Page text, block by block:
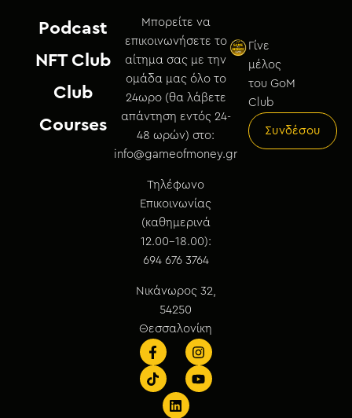
Podcast
NFT Club
Club
Courses
Μπορείτε να
επικοινωνήσετε το
αίτημα σας με την
ομάδα μας όλο το
24ωρο (θα λάβετε
απάντηση εντός 24-
48 ωρών) στο:
info@gameofmoney.gr
Τηλέφωνο
Επικοινωνίας
(καθημερινά
12.00-18.00):
694 676 3764
Νικάνωρος 32,
54250
Θεσσαλονίκη
Γίνε
μέλος
του GoM
Club
Συνδέσου